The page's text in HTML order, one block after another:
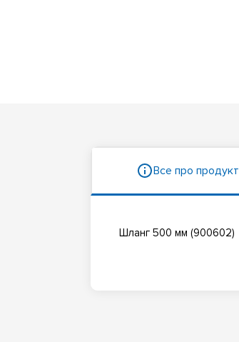
Все про продукт
Шланг 500 мм (900602)